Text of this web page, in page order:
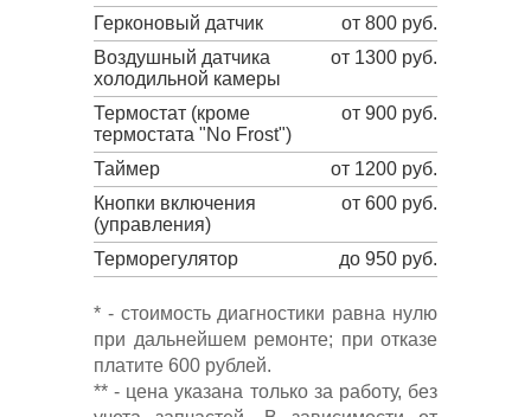
Герконовый датчик
от 800 руб.
Воздушный датчика
холодильной камеры
от 1300 руб.
Термостат (кроме
термостата "No Frost")
от 900 руб.
Таймер
от 1200 руб.
Кнопки включения
(управления)
от 600 руб.
Терморегулятор до 950 руб.
* - стоимость диагностики равна нулю
при дальнейшем ремонте; при отказе
платите 600 рублей.
** - цена указана только за работу, без